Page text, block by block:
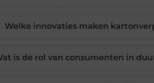
Welke innovaties maken
is de rol van consumenten in